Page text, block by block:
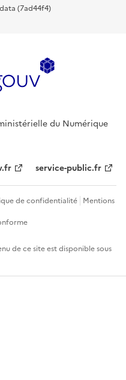
(7ad44f4)
du Numérique
service-public.fr
de confidentialité Mentions
de ce site est disponible sous